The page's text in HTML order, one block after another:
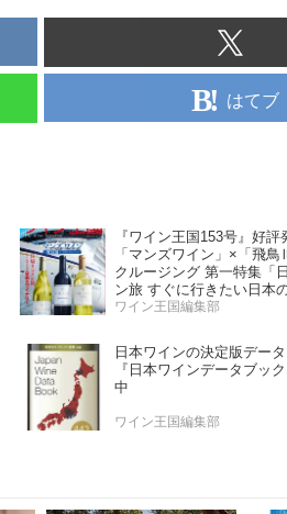
はてブ
『ワイン王国153号』好評
「マンズワイン」×「飛
クルージング 第一特集「
ン旅 すぐに行きたい日本
ー」 第二特集「Bordeaux
ワイン王国編集部
日本ワインの決定版データ
『日本ワインデータブッ
中
ワイン王国編集部